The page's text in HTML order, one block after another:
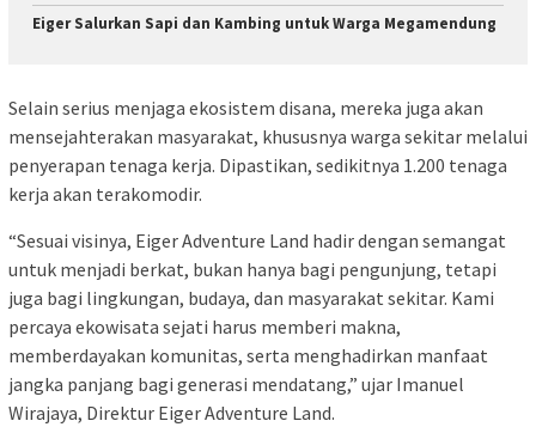
Eiger Salurkan Sapi dan Kambing untuk Warga Megamendung
Selain serius menjaga ekosistem disana, mereka juga akan
mensejahterakan masyarakat, khususnya warga sekitar melalui
penyerapan tenaga kerja. Dipastikan, sedikitnya 1.200 tenaga
kerja akan terakomodir.
“Sesuai visinya, Eiger Adventure Land hadir dengan semangat
untuk menjadi berkat, bukan hanya bagi pengunjung, tetapi
juga bagi lingkungan, budaya, dan masyarakat sekitar. Kami
percaya ekowisata sejati harus memberi makna,
memberdayakan komunitas, serta menghadirkan manfaat
jangka panjang bagi generasi mendatang,” ujar Imanuel
Wirajaya, Direktur Eiger Adventure Land.